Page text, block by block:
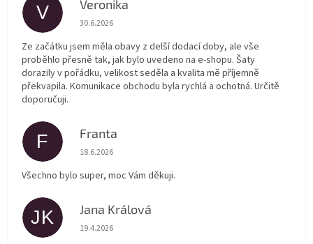
V Veronika
Hodnocení obchodu je 5 z 5 hvězdiček.
30.6.2026
Ze začátku jsem měla obavy z delší dodací doby, ale vše
proběhlo přesně tak, jak bylo uvedeno na e-shopu. Šaty
dorazily v pořádku, velikost seděla a kvalita mě příjemně
překvapila. Komunikace obchodu byla rychlá a ochotná. Určitě
doporučuji.
F Franta
Hodnocení obchodu je 5 z 5 hvězdiček.
18.6.2026
Všechno bylo super, moc Vám děkuji.
JK Jana Králová
Hodnocení obchodu je 5 z 5 hvězdiček.
19.4.2026